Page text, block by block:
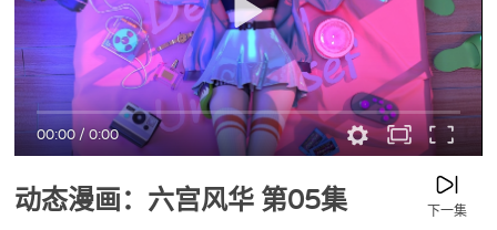
00:00/0:00
动态漫画：六宫风华 第05集 下一集